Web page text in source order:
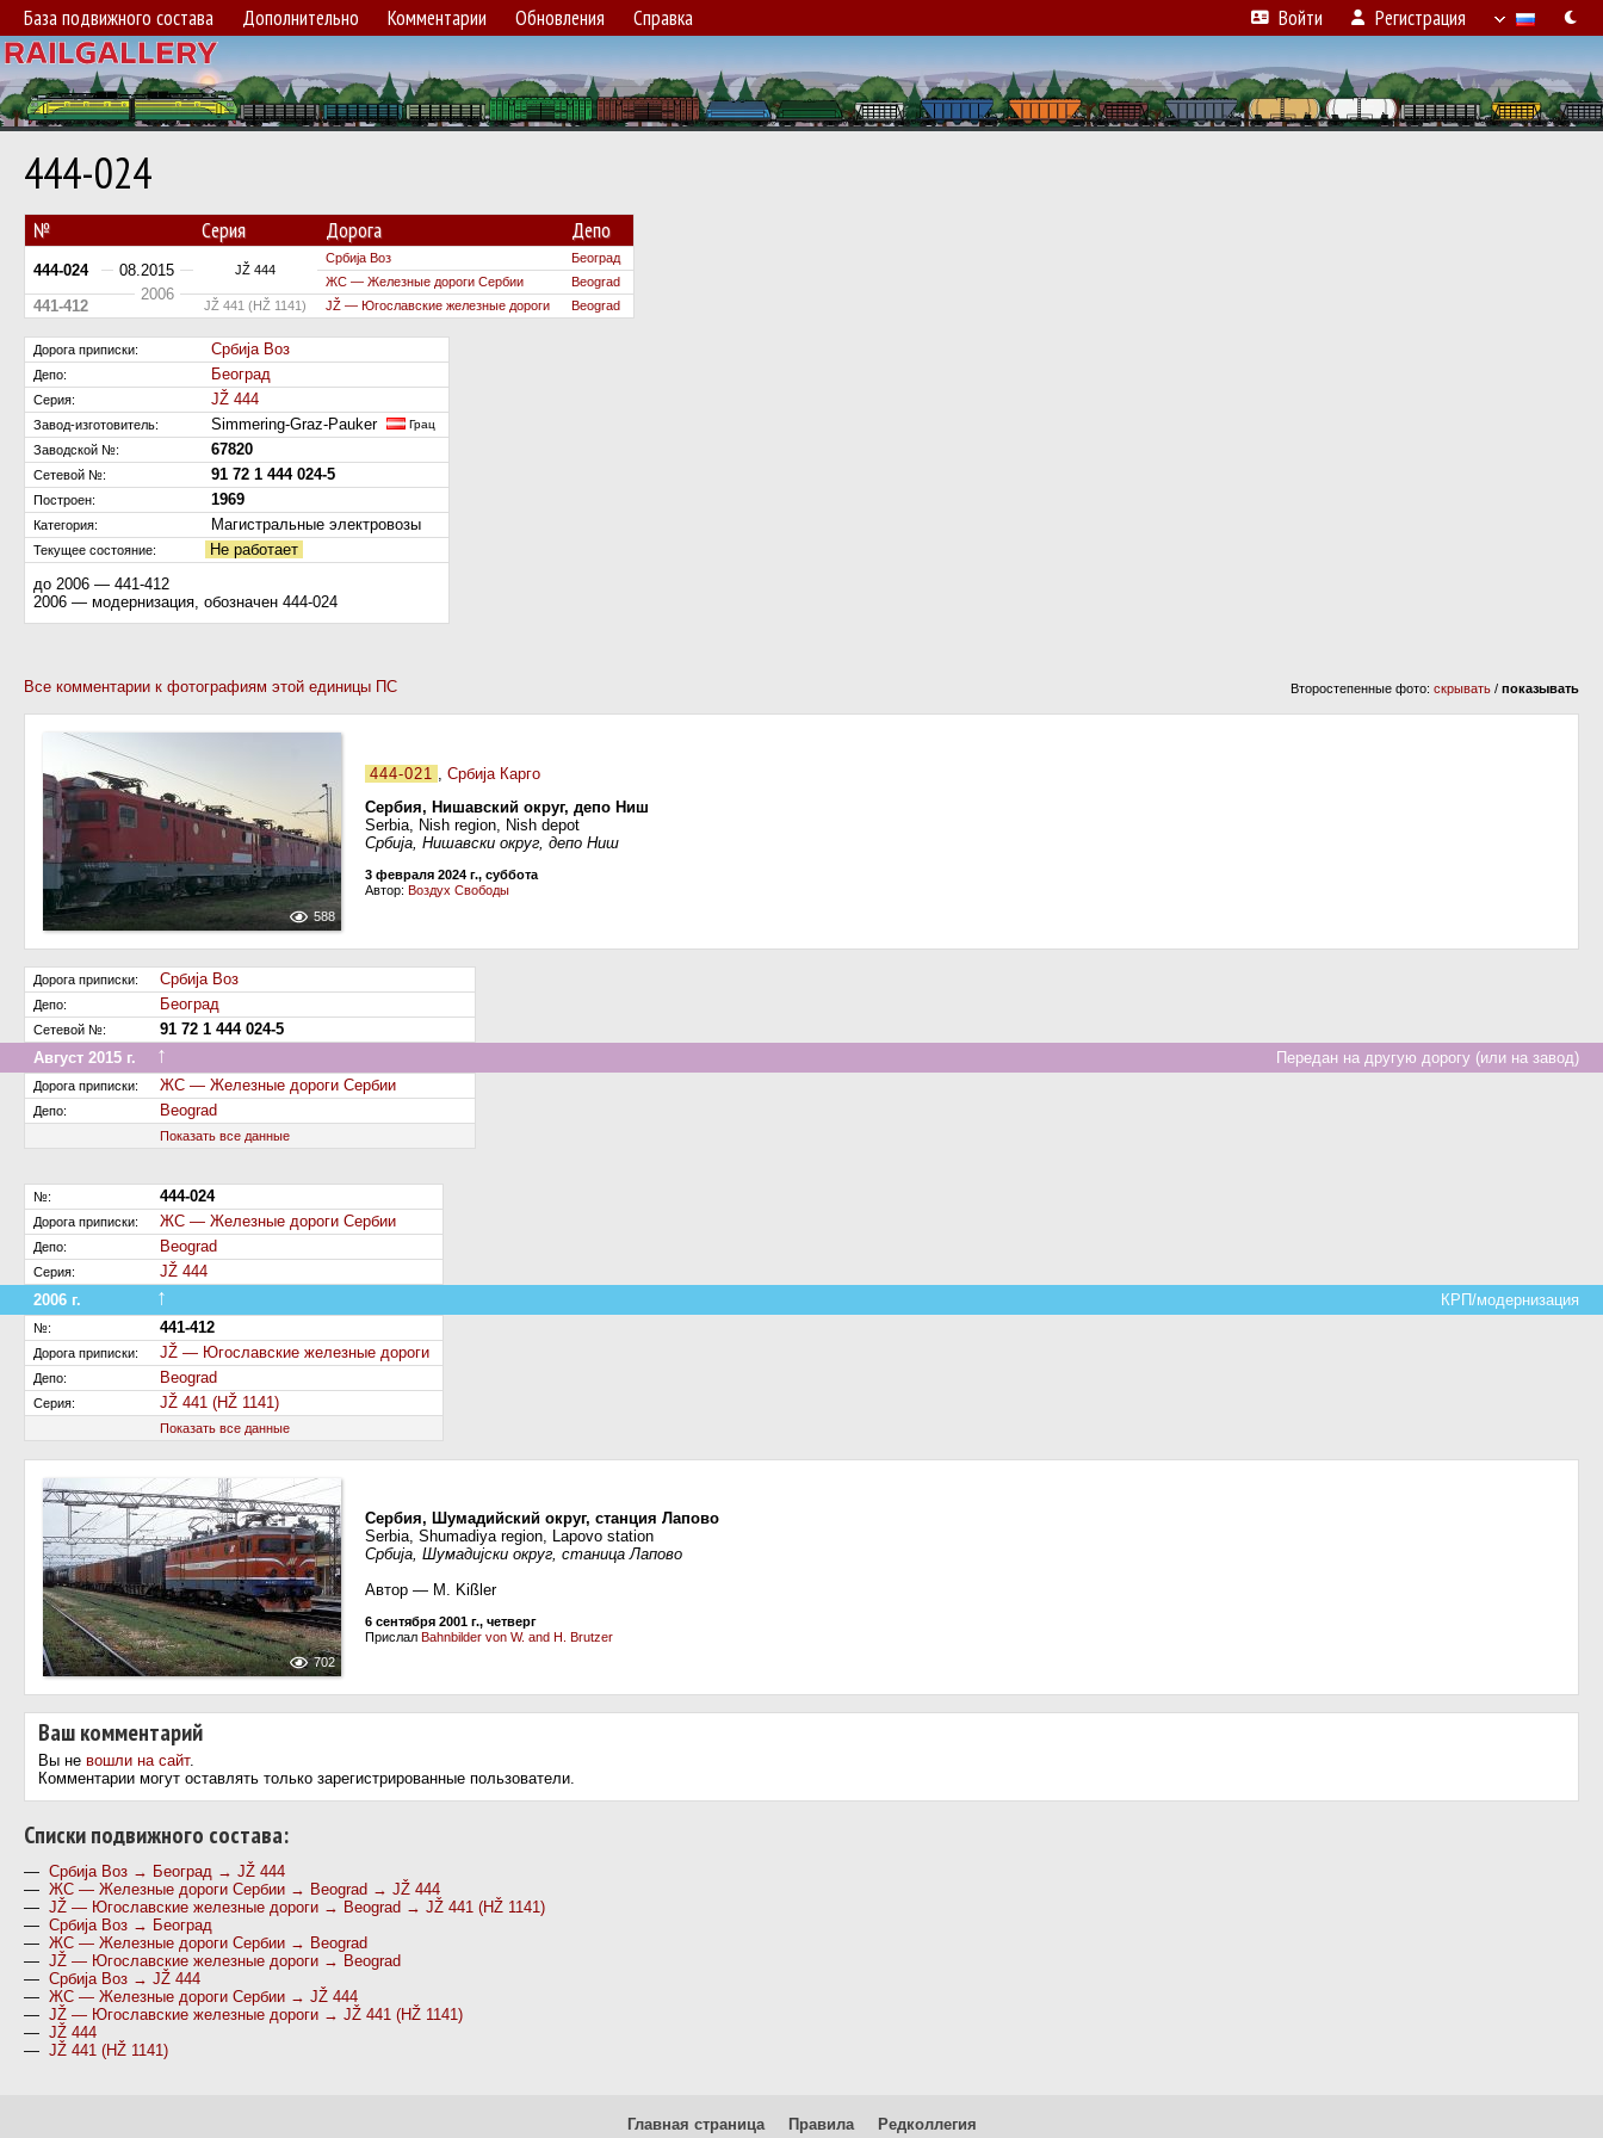
База подвижного состава Дополнительно Комментарии Обновления Справка Войти Регистрация
444-024
№ Серия Дорога Депо
444-024 08.2015 JŽ 444
Србиja Воз Београд
2006
ЖС — Железные дороги Сербии Beograd
441-412 JŽ 441 (HŽ 1141) JŽ — Югославские железные дороги Beograd
Дорога приписки: Србиja Воз
Депо: Београд
Серия: JŽ 444
Завод-изготовитель: Simmering-Graz-Pauker Грац
Заводской №: 67820
Сетевой №: 91 72 1 444 024-5
Построен: 1969
Категория: Магистральные электровозы
Текущее состояние:
Не работает
до 2006 — 441-412
2006 — модернизация, обозначен 444-024
Все комментарии к фотографиям этой единицы ПС Второстепенные фото: скрывать / показывать
588
444-021 , Србиja Карго
Сербия, Нишавский округ, депо Ниш
Serbia, Nish region, Nish depot
Србија, Нишавски округ, депо Ниш
3 февраля 2024 г., суббота
Автор: Воздух Свободы
Дорога приписки: Србиja Воз
Депо: Београд
Сетевой №:
91 72 1 444 024-5
Передан на другую дорогу (или на завод)
Август 2015 г. ↑
Дорога приписки: ЖС — Железные дороги Сербии
Депо: Beograd
Показать все данные
№: 444-024
Дорога приписки: ЖС — Железные дороги Сербии
Депо: Beograd
Серия:
JŽ 444
КРП/модернизация
2006 г. ↑
№: 441-412
Дорога приписки: JŽ — Югославские железные дороги
Депо: Beograd
Серия: JŽ 441 (HŽ 1141)
Показать все данные
702
Сербия, Шумадийский округ, станция Лапово
Serbia, Shumadiya region, Lapovo station
Србија, Шумадијски округ, станица Лапово
Автор — M. Kißler
6 сентября 2001 г., четверг
Прислал Bahnbilder von W. and H. Brutzer
Ваш комментарий
Вы не вошли на сайт.
Комментарии могут оставлять только зарегистрированные пользователи.
Cписки подвижного состава:
— Србиja Воз → Београд → JŽ 444
— ЖС — Железные дороги Сербии → Beograd → JŽ 444
— JŽ — Югославские железные дороги → Beograd → JŽ 441 (HŽ 1141)
— Србиja Воз → Београд
— ЖС — Железные дороги Сербии → Beograd
— JŽ — Югославские железные дороги → Beograd
— Србиja Воз → JŽ 444
— ЖС — Железные дороги Сербии → JŽ 444
— JŽ — Югославские железные дороги → JŽ 441 (HŽ 1141)
— JŽ 444
— JŽ 441 (HŽ 1141)
Главная страница Правила Редколлегия